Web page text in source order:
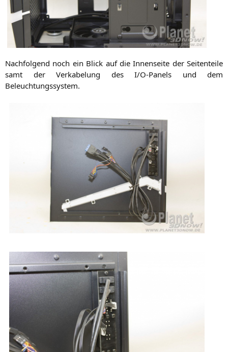
Nach­fol­gend noch ein Blick auf die Innen­sei­te der Sei­ten­tei­le
samt der Ver­ka­be­lung des I/O‑Panels und dem
Beleuchtungssystem.